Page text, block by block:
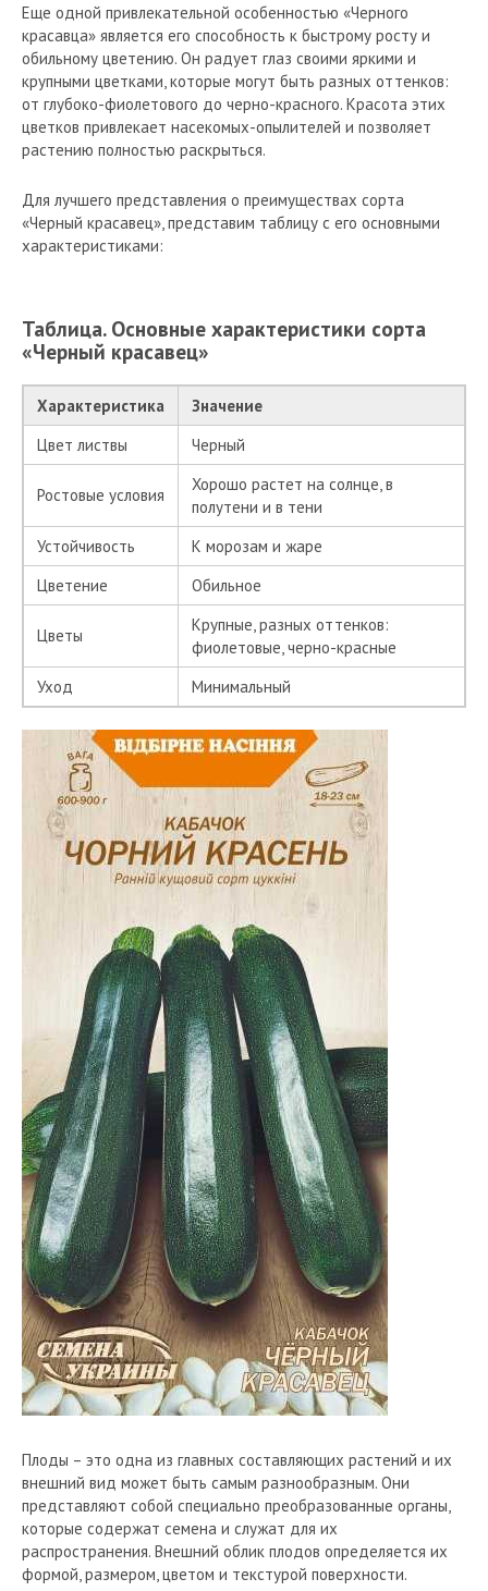
Еще одной привлекательной особенностью «Черного
красавца» является его способность к быстрому росту и
обильному цветению. Он радует глаз своими яркими и
крупными цветками, которые могут быть разных оттенков:
от глубоко-фиолетового до черно-красного. Красота этих
цветков привлекает насекомых-опылителей и позволяет
растению полностью раскрыться.
Для лучшего представления о преимуществах сорта
«Черный красавец», представим таблицу с его основными
характеристиками:
Таблица. Основные характеристики сорта
«Черный красавец»
Характеристика
Значение
Цвет листвы
Черный
Ростовые условия
Хорошо растет на солнце, в
полутени и в тени
Устойчивость
К морозам и жаре
Цветение
Обильное
Цветы
Крупные, разных оттенков:
фиолетовые, черно-красные
Уход
Минимальный
Плоды – это одна из главных составляющих растений и их
внешний вид может быть самым разнообразным. Они
представляют собой специально преобразованные органы,
которые содержат семена и служат для их
распространения. Внешний облик плодов определяется их
формой, размером, цветом и текстурой поверхности.